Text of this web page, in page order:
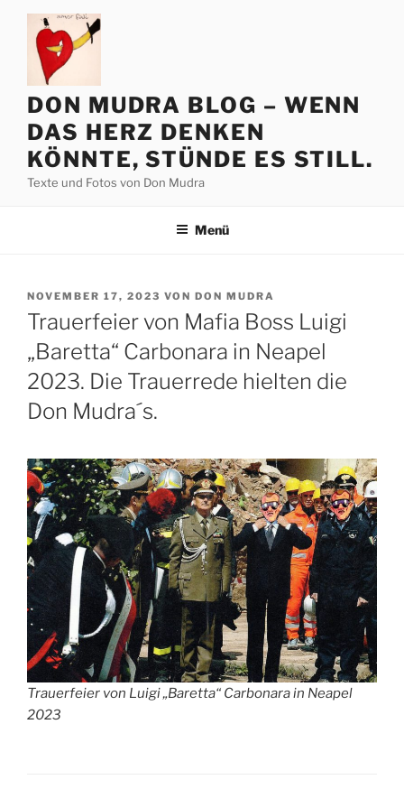
Zum
springen
DON MUDRA BLOG – WENN
DAS HERZ DENKEN
KÖNNTE, STÜNDE ES STILL.
Texte und Fotos von Don Mudra
Menü
VERÖFFENTLICHT
AM
NOVEMBER 17, 2023 VON DON MUDRA
Trauerfeier von Mafia Boss Luigi
„Baretta“ Carbonara in Neapel
2023. Die Trauerrede hielten die
Don Mudra´s.
Trauerfeier von Luigi „Baretta“ Carbonara in Neapel
2023